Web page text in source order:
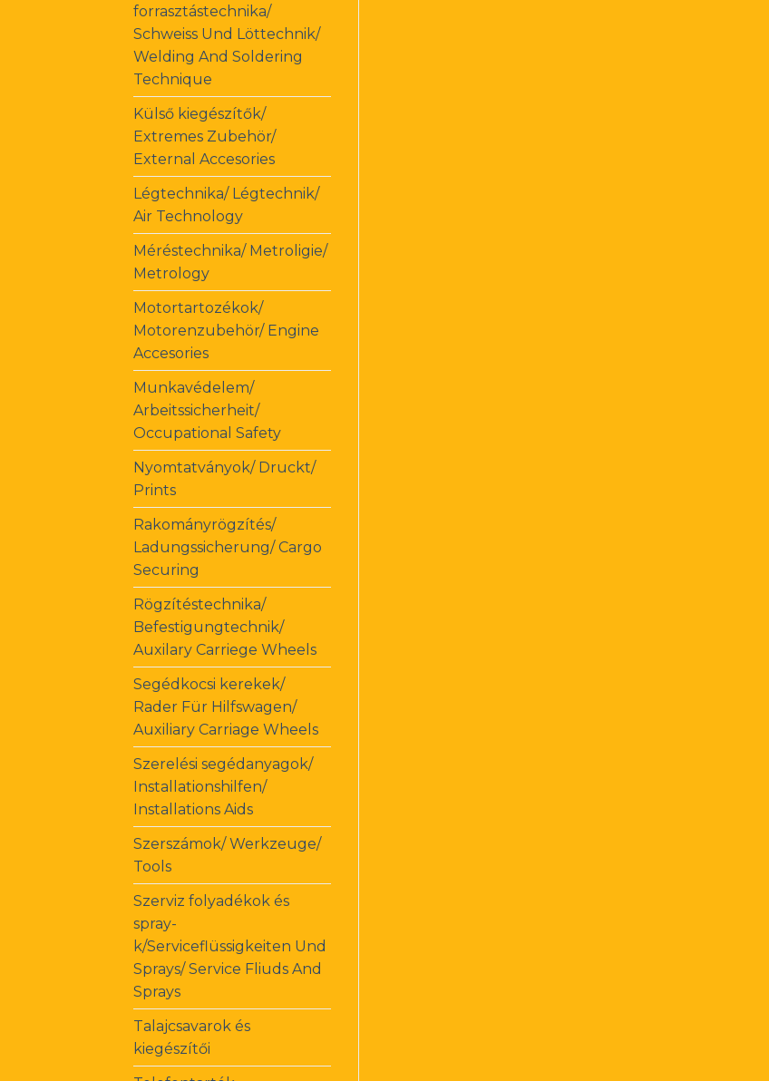
forrasztástechnika/
Schweiss Und Löttechnik/
Welding And Soldering
Technique
Külső kiegészítők/
Extremes Zubehör/
External Accesories
Légtechnika/ Légtechnik/
Air Technology
Méréstechnika/ Metroligie/
Metrology
Motortartozékok/
Motorenzubehör/ Engine
Accesories
Munkavédelem/
Arbeitssicherheit/
Occupational Safety
Nyomtatványok/ Druckt/
Prints
Rakományrögzítés/
Ladungssicherung/ Cargo
Securing
Rögzítéstechnika/
Befestigungtechnik/
Auxilary Carriege Wheels
Segédkocsi kerekek/
Rader Für Hilfswagen/
Auxiliary Carriage Wheels
Szerelési segédanyagok/
Installationshilfen/
Installations Aids
Szerszámok/ Werkzeuge/
Tools
Szerviz folyadékok és
spray-
k/Serviceflüssigkeiten Und
Sprays/ Service Fliuds And
Sprays
Talajcsavarok és
kiegészítői